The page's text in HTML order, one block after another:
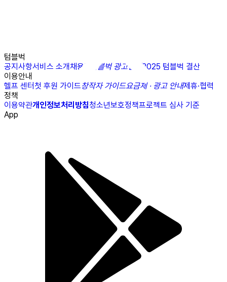
텀블벅
공지사항서비스 소개채용N 텀블벅 광고센터
2025 텀블벅 결산
이용안내
헬프 센터첫 후원 가이드창작자 가이드요금제 · 광고 안내제휴·협력
정책
이용약관개인정보처리방침청소년보호정책프로젝트 심사 기준
App